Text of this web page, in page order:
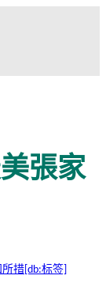
張家
所措 [db:标签]